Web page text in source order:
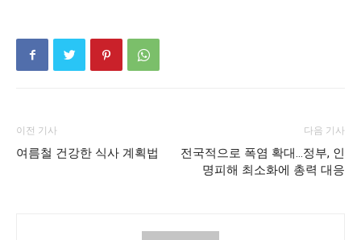
이전 기사
여름철 건강한 식사 계획법
다음 기사
전국적으로 폭염 확대…정부, 인
명피해 최소화에 총력 대응